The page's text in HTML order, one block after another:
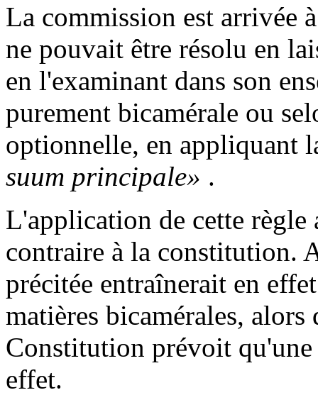
La commission est arrivée
ne pouvait être résolu en
en l'examinant dans son
purement bicamérale ou
optionnelle, en appliquant
suum principale» .
L'application de cette règle
contraire à la constitution.
précitée entraînerait en
matières bicamérales,
Constitution prévoit qu'une
effet.